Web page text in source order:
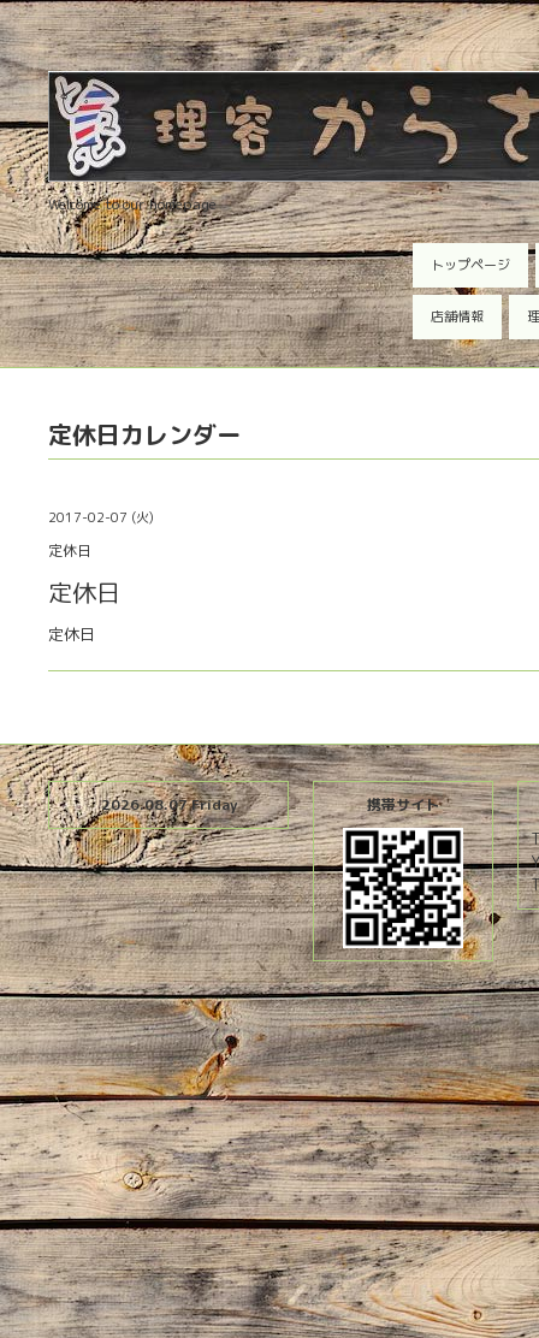
Welcome to our homepage
トップページ
店舗情報
定休日カレンダー
2017-02-07 (火)
定休日
定休日
定休日
2026.08.07 Friday 携帯サイト